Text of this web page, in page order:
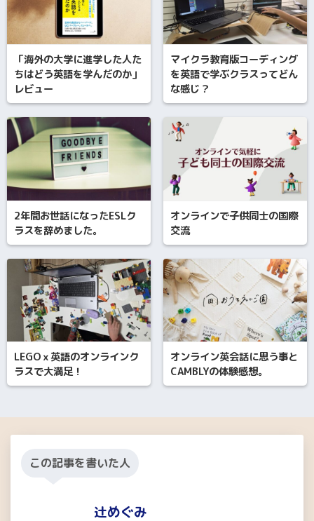
「海外の大学に進学した人た
ちはどう英語を学んだのか」
レビュー
マイクラ教育版コーディング
を英語で学ぶクラスってどん
な感じ？
2年間お世話になったESLク
ラスを辞めました。
オンラインで子供同士の国際
交流
LEGOｘ英語のオンラインク
ラスで大満足！
オンライン英会話に思う事と
CAMBLYの体験感想。
この記事を書いた人
辻めぐみ